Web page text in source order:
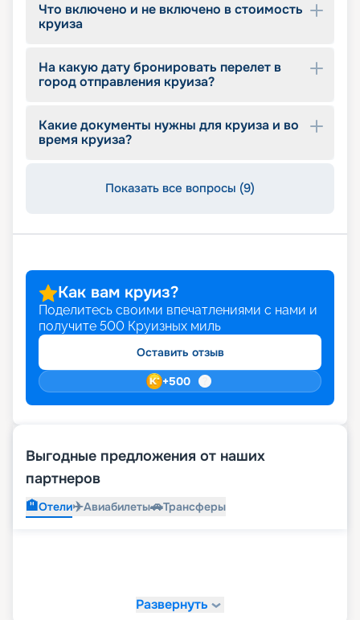
Что включено и не включено в стоимость
круиза
На какую дату бронировать перелет в
город отправления круиза?
Какие документы нужны для круиза и во
время круиза?
Показать все вопросы (9)
Как вам круиз?
Поделитесь своими впечатлениями с нами и
получите 500 Круизных миль
Оставить отзыв
+500
Выгодные предложения от наших
партнеров
🏨Отели✈️Авиабилеты🚗Трансферы
Развернуть